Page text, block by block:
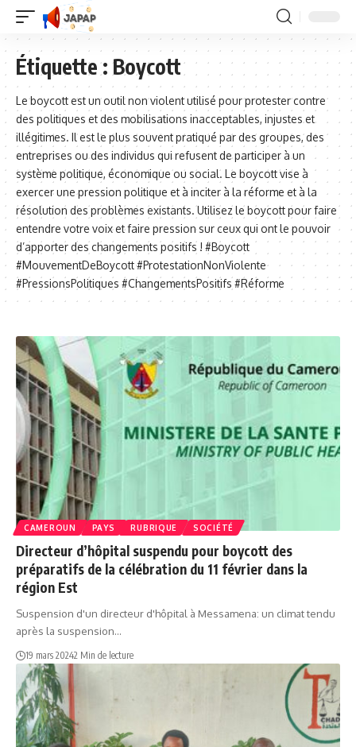
Étiquette :Boycott
Le boycott est un outil non violent utilisé pour protester contre
des politiques et des mobilisations inacceptables, injustes et
illégitimes. Il est le plus souvent pratiqué par des groupes, des
entreprises ou des individus qui refusent de participer à un
système politique, économique ou social. Le boycott vise à
exercer une pression politique et à inciter à la réforme et à la
résolution des problèmes existants. Utilisez le boycott pour faire
entendre votre voix et faire pression sur ceux qui ont le pouvoir
d’apporter des changements positifs ! #Boycott
#MouvementDeBoycott #ProtestationNonViolente
#PressionsPolitiques #ChangementsPositifs #Réforme
CAMEROUN PAYS RUBRIQUE SOCIÉTÉ
Directeur d’hôpital suspendu pour boycott des
préparatifs de la célébration du 11 février dans la
région Est
Suspension d'un directeur d'hôpital à Messamena: un climat tendu
après la suspension…
19 mars 20242 Min de lecture